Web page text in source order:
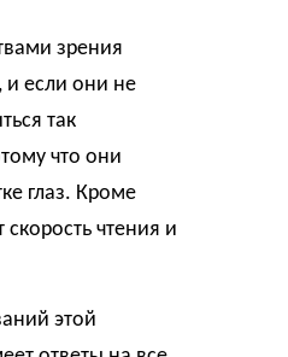
зрения
и если они не
так
что они
глаз. Кроме
чтения и
этой